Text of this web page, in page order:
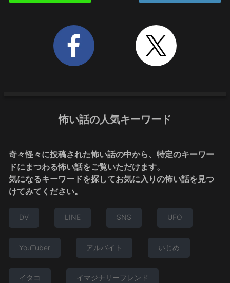
怖い話の人気キーワード
奇々怪々に投稿された怖い話の中から、特定のキーワー
ドにまつわる怖い話をご覧いただけます。
気になるキーワードを探してお気に入りの怖い話を見つ
けてみてください。
DV LINE SNS UFO
YouTuber アルバイト いじめ
イタコ イマジナリーフレンド